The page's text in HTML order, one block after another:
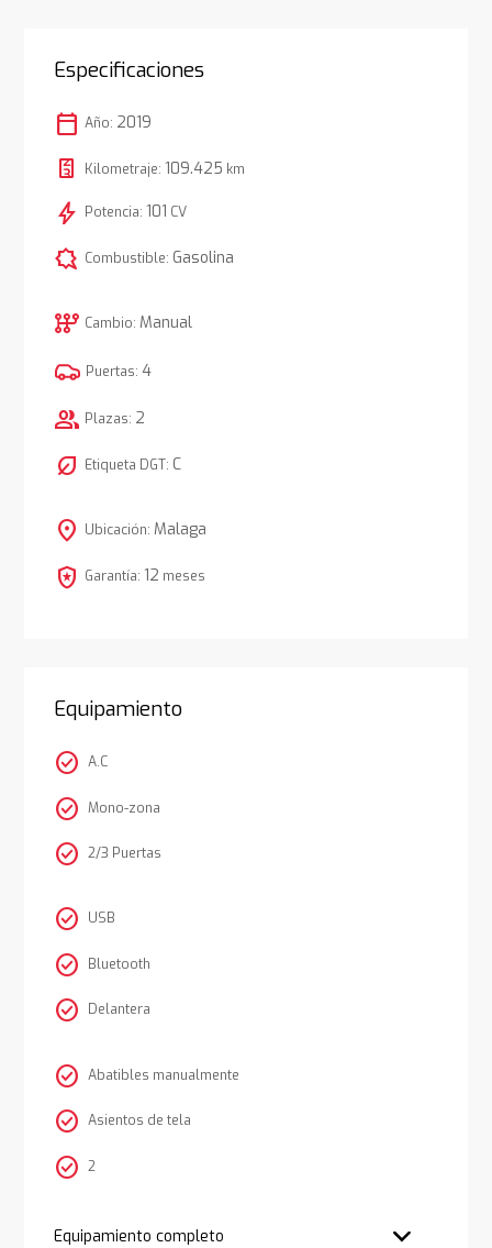
Especificaciones
calendar_today Año: 2019
Kilometraje: 109.425 km
bolt Potencia: 101 CV
comic_bubble Combustible: Gasolina
auto_transmission Cambio: Manual
Puertas: 4
group Plazas: 2
nest_eco_leaf Etiqueta DGT: C
location_on Ubicación: Malaga
local_police Garantía: 12 meses
Equipamiento
check_circle A.C
check_circle Mono-zona
check_circle 2/3 Puertas
check_circle USB
check_circle Bluetooth
check_circle Delantera
check_circle Abatibles manualmente
check_circle Asientos de tela
check_circle 2
Equipamiento completo